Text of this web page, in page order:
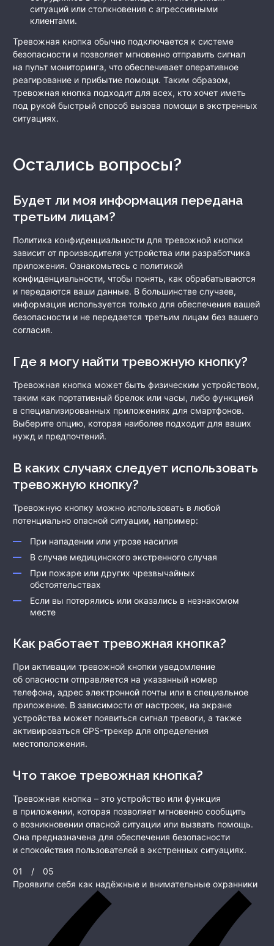
ситуаций или столкновения с агрессивными
клиентами.
Тревожная кнопка обычно подключается к системе
безопасности и позволяет мгновенно отправить сигнал
на пульт мониторинга, что обеспечивает оперативное
реагирование и прибытие помощи. Таким образом,
тревожная кнопка подходит для всех, кто хочет иметь
под рукой быстрый способ вызова помощи в экстренных
ситуациях.
Остались вопросы?
Будет ли моя информация передана
третьим лицам?
Политика конфиденциальности для тревожной кнопки
зависит от производителя устройства или разработчика
приложения. Ознакомьтесь с политикой
конфиденциальности, чтобы понять, как обрабатываются
и передаются ваши данные. В большинстве случаев,
информация используется только для обеспечения вашей
безопасности и не передается третьим лицам без вашего
согласия.
Где я могу найти тревожную кнопку?
Тревожная кнопка может быть физическим устройством,
таким как портативный брелок или часы, либо функцией
в специализированных приложениях для смартфонов.
Выберите опцию, которая наиболее подходит для ваших
нужд и предпочтений.
В каких случаях следует использовать
тревожную кнопку?
Тревожную кнопку можно использовать в любой
потенциально опасной ситуации, например:
При нападении или угрозе насилия
В случае медицинского экстренного случая
При пожаре или других чрезвычайных
обстоятельствах
Если вы потерялись или оказались в незнакомом
месте
Как работает тревожная кнопка?
При активации тревожной кнопки уведомление
об опасности отправляется на указанный номер
телефона, адрес электронной почты или в специальное
приложение. В зависимости от настроек, на экране
устройства может появиться сигнал тревоги, а также
активироваться GPS-трекер для определения
местоположения.
Что такое тревожная кнопка?
Тревожная кнопка – это устройство или функция
в приложении, которая позволяет мгновенно сообщить
о возникновении опасной ситуации или вызвать помощь.
Она предназначена для обеспечения безопасности
и спокойствия пользователей в экстренных ситуациях.
01 /
05
Проявили себя как надёжные и внимательные охранники